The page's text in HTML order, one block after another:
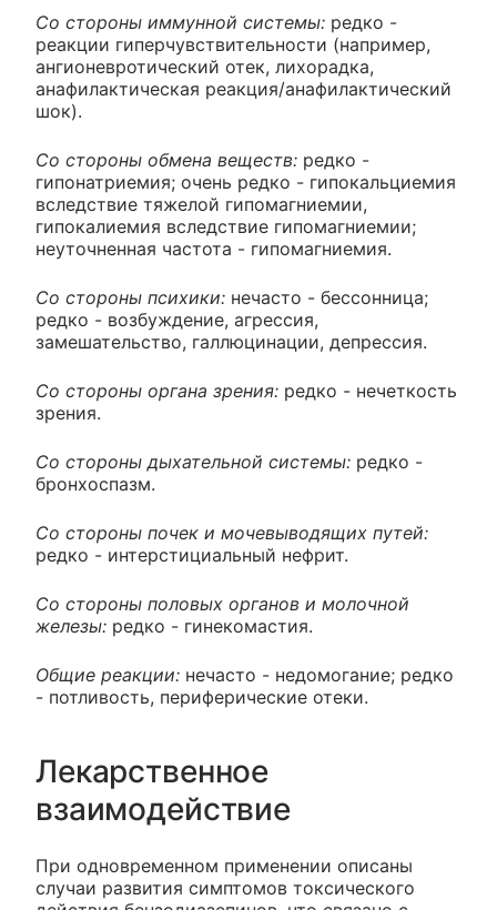
Со стороны иммунной системы: редко -
реакции гиперчувствительности (например,
ангионевротический отек, лихорадка,
анафилактическая реакция/анафилактический
шок).
Со стороны обмена веществ: редко -
гипонатриемия; очень редко - гипокальциемия
вследствие тяжелой гипомагниемии,
гипокалиемия вследствие гипомагниемии;
неуточненная частота - гипомагниемия.
Со стороны психики: нечасто - бессонница;
редко - возбуждение, агрессия,
замешательство, галлюцинации, депрессия.
Со стороны органа зрения: редко - нечеткость
зрения.
Со стороны дыхательной системы: редко -
бронхоспазм.
Со стороны почек и мочевыводящих путей:
редко - интерстициальный нефрит.
Со стороны половых органов и молочной
железы: редко - гинекомастия.
Общие реакции: нечасто - недомогание; редко
- потливость, периферические отеки.
Лекарственное
взаимодействие
При одновременном применении описаны
случаи развития симптомов токсического